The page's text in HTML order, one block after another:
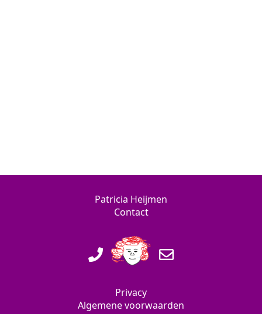
Patricia Heijmen
Contact
Privacy
Algemene voorwaarden